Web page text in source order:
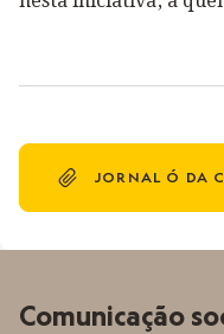
9 JORNAL Ó DA
Comunicação